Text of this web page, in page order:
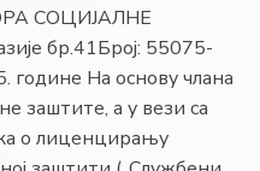
СОЦИЈАЛНЕ
бр.41Број: 55075-
На основу члана
заштите, а у вези са
о лиценцирању